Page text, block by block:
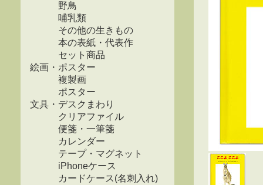
野鳥
哺乳類
その他の生きもの
本の表紙・代表作
セット商品
絵画・ポスター
複製画
ポスター
文具・デスクまわり
クリアファイル
便箋・一筆箋
カレンダー
テープ・マグネット
iPhoneケース
カードケース(名刺入れ)